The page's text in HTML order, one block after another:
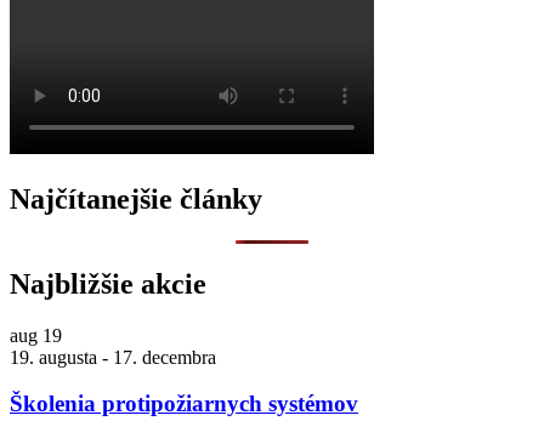
Najčítanejšie články
Najbližšie akcie
aug 19
19. augusta - 17. decembra
Školenia protipožiarnych systémov